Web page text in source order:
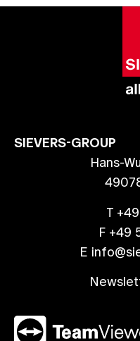
SIEVERS-GROUP
Hans-
T
F +49
E